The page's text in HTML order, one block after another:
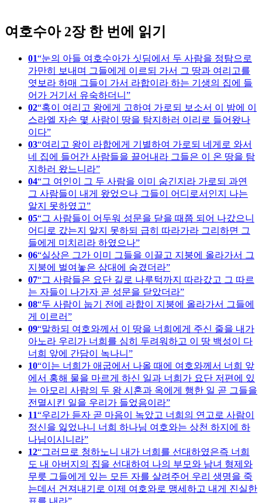
여호수아 2장 한 번에 읽기
01 눈의 아들 여호수아가 싯딤에서 두 사람을 정탐으로
가만히 보내며 그들에게 이르되 가서 그 땅과 여리고를
엿보라 하매 그들이 가서 라합이라 하는 기생의 집에 들
어가 거기서 유숙하더니
02 혹이 여리고 왕에게 고하여 가로되 보소서 이 밤에 이
스라엘 자손 몇 사람이 땅을 탐지하러 이리로 들어왔나
이다
03 여리고 왕이 라합에게 기별하여 가로되 네게로 와서
네 집에 들어간 사람들을 끌어내라 그들은 이 온 땅을 탐
지하러 왔느니라
04 그 여인이 그 두 사람을 이미 숨긴지라 가로되 과연
그 사람들이 내게 왔었으나 그들이 어디로서인지 나는
알지 못하였고
05 그 사람들이 어두워 성문을 닫을 때쯤 되어 나갔으니
어디로 갔는지 알지 못하되 급히 따라가라 그리하면 그
들에게 미치리라 하였으나
06 실상은 그가 이미 그들을 이끌고 지붕에 올라가서 그
지붕에 벌여놓은 삼대에 숨겼더라
07 그 사람들은 요단 길로 나루턱까지 따라갔고 그 따르
는 자들이 나가자 곧 성문을 닫았더라
08 두 사람이 눕기 전에 라합이 지붕에 올라가서 그들에
게 이르러
09 말하되 여호와께서 이 땅을 너희에게 주신 줄을 내가
아노라 우리가 너희를 심히 두려워하고 이 땅 백성이 다
너희 앞에 간담이 녹나니
10 이는 너희가 애굽에서 나올 때에 여호와께서 너희 앞
에서 홍해 물을 마르게 하신 일과 너희가 요단 저편에 있
는 아모리 사람의 두 왕 시혼과 옥에게 행한 일 곧 그들을
전멸시킨 일을 우리가 들었음이라
11 우리가 듣자 곧 마음이 녹았고 너희의 연고로 사람이
정신을 잃었나니 너희 하나님 여호와는 상천 하지에 하
나님이시니라
12 그러므로 청하노니 내가 너희를 선대하였은즉 너희
도 내 아버지의 집을 선대하여 나의 부모와 남녀 형제와
무릇 그들에게 있는 모든 자를 살려주어 우리 생명을 죽
는데서 건져내기로 이제 여호와로 맹세하고 내게 진실한
표를 내라